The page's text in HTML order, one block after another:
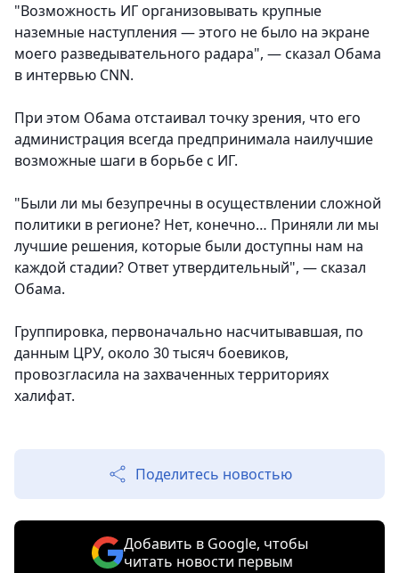
"Возможность ИГ организовывать крупные
наземные наступления — этого не было на экране
моего разведывательного радара", — сказал Обама
в интервью CNN.
При этом Обама отстаивал точку зрения, что его
администрация всегда предпринимала наилучшие
возможные шаги в борьбе с ИГ.
"Были ли мы безупречны в осуществлении сложной
политики в регионе? Нет, конечно… Приняли ли мы
лучшие решения, которые были доступны нам на
каждой стадии? Ответ утвердительный", — сказал
Обама.
Группировка, первоначально насчитывавшая, по
данным ЦРУ, около 30 тысяч боевиков,
провозгласила на захваченных территориях
халифат.
Поделитесь новостью
Добавить в Google, чтобы
читать новости первым